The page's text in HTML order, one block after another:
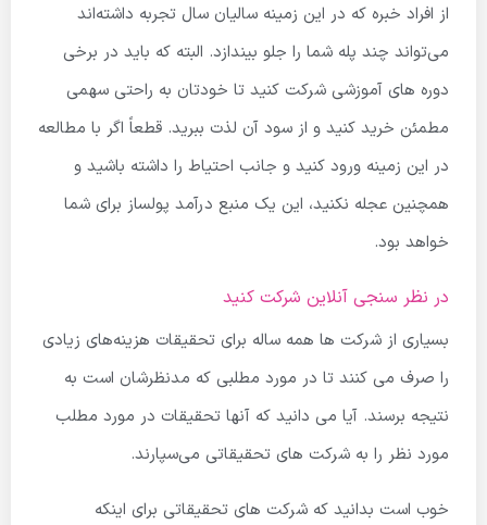
از افراد خبره که در این زمینه سالیان سال تجربه داشته‌اند
می‌تواند چند پله شما را جلو بیندازد. البته که باید در برخی
دوره های آموزشی شرکت کنید تا خودتان به راحتی سهمی
مطمئن خرید کنید و از سود آن لذت ببرید. قطعاً اگر با مطالعه
در این زمینه ورود کنید و جانب احتیاط را داشته باشید و
همچنین عجله نکنید، این یک منبع درآمد پولساز برای شما
خواهد بود.
در نظر سنجی آنلاین شرکت کنید
بسیاری از شرکت ها همه ساله برای تحقیقات هزینه‌های زیادی
را صرف می کنند تا در مورد مطلبی که مدنظرشان است به
نتیجه برسند. آیا می دانید که آنها تحقیقات در مورد مطلب
مورد نظر را به شرکت های تحقیقاتی می‌سپارند.
خوب است بدانید که شرکت های تحقیقاتی برای اینکه